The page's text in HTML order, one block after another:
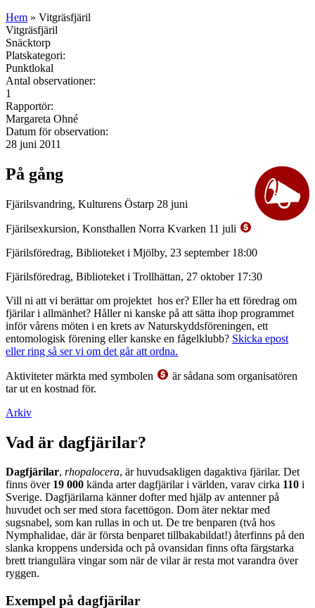
Hem » Vitgräsfjäril
Vitgräsfjäril
Snäcktorp
Platskategori:
Punktlokal
Antal observationer:
1
Rapportör:
Margareta Ohné
Datum för observation:
28 juni 2011
På gång
Fjärilsvandring, Kulturens Östarp 28 juni
Fjärilsexkursion, Konsthallen Norra Kvarken 11 juli
Fjärilsföredrag, Biblioteket i Mjölby, 23 september 18:00
Fjärilsföredrag, Biblioteket i Trollhättan, 27 oktober 17:30
Vill ni att vi berättar om projektet hos er? Eller ha ett föredrag om
fjärilar i allmänhet? Håller ni kanske på att sätta ihop programmet
inför vårens möten i en krets av Naturskyddsföreningen, ett
entomologisk förening eller kanske en fågelklubb? Skicka epost
eller ring så ser vi om det går att ordna.
Aktiviteter märkta med symbolen
är sådana som organisatören
tar ut en kostnad för.
Arkiv
Vad är dagfjärilar?
Dagfjärilar, rhopalocera, är huvudsakligen dagaktiva fjärilar. Det
finns över 19 000 kända arter dagfjärilar i världen, varav cirka 110 i
Sverige. Dagfjärilarna känner dofter med hjälp av antenner på
huvudet och ser med stora facettögon. Dom äter nektar med
sugsnabel, som kan rullas in och ut. De tre benparen (två hos
Nymphalidae, där är första benparet tillbakabildat!) återfinns på den
slanka kroppens undersida och på ovansidan finns ofta färgstarka
brett triangulära vingar som när de vilar är resta mot varandra över
ryggen.
Exempel på dagfjärilar